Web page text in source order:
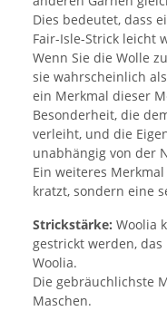
Dies bedeutet, dass
Fair-Isle-Strick leicht
Wenn Sie die Wolle
sie wahrscheinlich
ein Merkmal dieser
Besonderheit, die
verleiht, und die
unabhängig von der
Ein weiteres
kratzt, sondern eine
Strickstärke: Woolia
gestrickt werden,
Woolia.
Die gebräuchlichste
Maschen.